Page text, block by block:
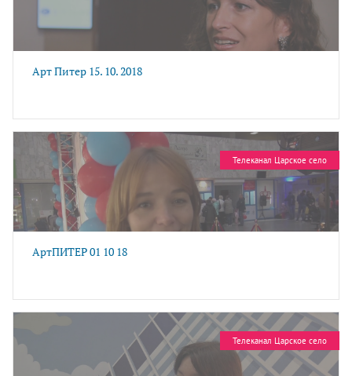
Арт Питер 15. 10. 2018
Телеканал Царское село
АртПИТЕР 01 10 18
Телеканал Царское село